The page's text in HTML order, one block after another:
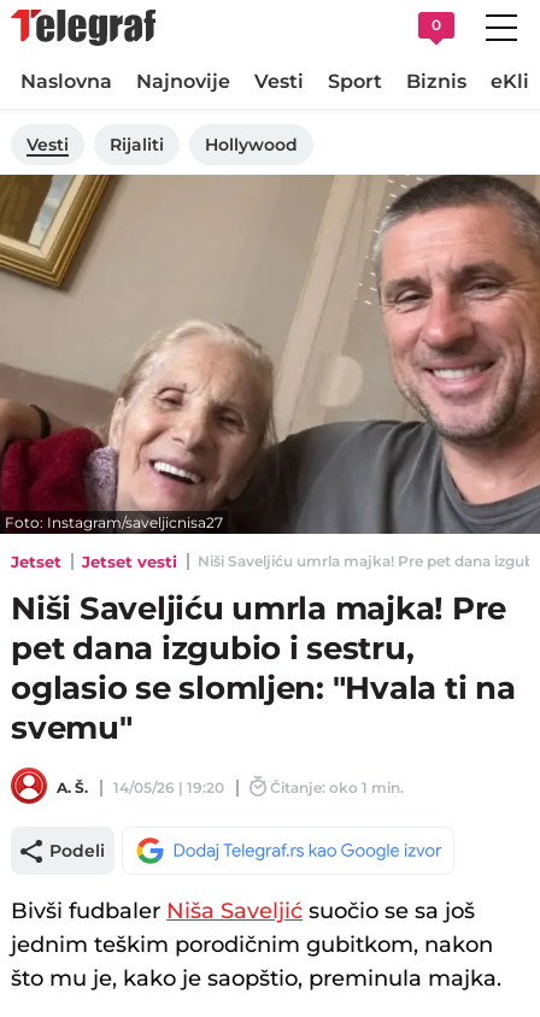
0
Naslovna Najnovije Vesti Sport Biznis
Vesti Rijaliti Hollywood
Foto: Instagram/saveljicnisa27
Jetset Jetset vesti Niši Saveljiću umrla majka! Pre pet dana
Niši Saveljiću umrla majka! Pre
pet dana izgubio i sestru,
oglasio se slomljen: "Hvala ti na
svemu"
A. Š. 14/05/26 | 19:20 Čitanje: oko 1 min.
Podeli
Bivši fudbaler Niša Saveljić suočio se sa još
jednim teškim porodičnim gubitkom, nakon
što mu je, kako je saopštio, preminula majka.